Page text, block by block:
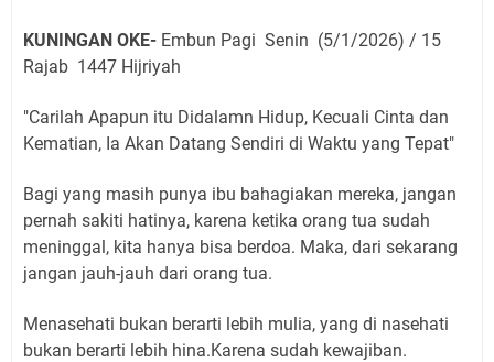
KUNINGAN OKE- Embun Pagi Senin (5/1/2026) / 15
Rajab 1447 Hijriyah
"Carilah Apapun itu Didalamn Hidup, Kecuali Cinta dan
Kematian, Ia Akan Datang Sendiri di Waktu yang Tepat"
Bagi yang masih punya ibu bahagiakan mereka, jangan
pernah sakiti hatinya, karena ketika orang tua sudah
meninggal, kita hanya bisa berdoa. Maka, dari sekarang
jangan jauh-jauh dari orang tua.
Menasehati bukan berarti lebih mulia, yang di nasehati
bukan berarti lebih hina.Karena sudah kewajiban.